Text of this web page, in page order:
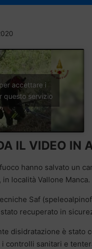
accettare i
questo servizio
IL VIDEO IN
hanno salvato un
località Vallone Manca.
Saf
recuperato in
disidratazione è stato
i controlli sanitari e